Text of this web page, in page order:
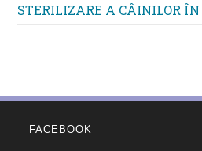
STERILIZARE A CÂINILOR
FACEBOOK